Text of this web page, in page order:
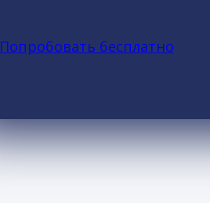
Попробовать бесплатно